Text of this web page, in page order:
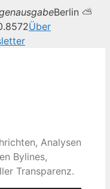
Berlin ⛅
Über
Analysen
Bylines,
Transparenz.